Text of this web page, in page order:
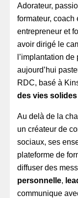
Adorateur,
formateur, coach
entrepreneur et
avoir dirigé le
l’implantation
aujourd’hui
RDC, basé à
des vies
Au delà de la
un créateur de
sociaux, ses
plateforme de
diffuser des
personnelle,
communique